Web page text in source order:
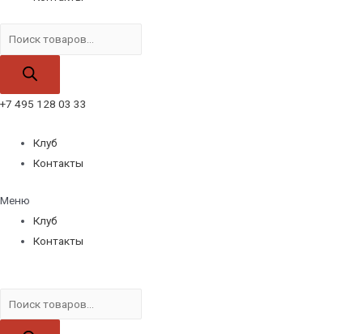
товаров
+7 495 128 03 33
Клуб
Контакты
Меню
Клуб
Контакты
товаров